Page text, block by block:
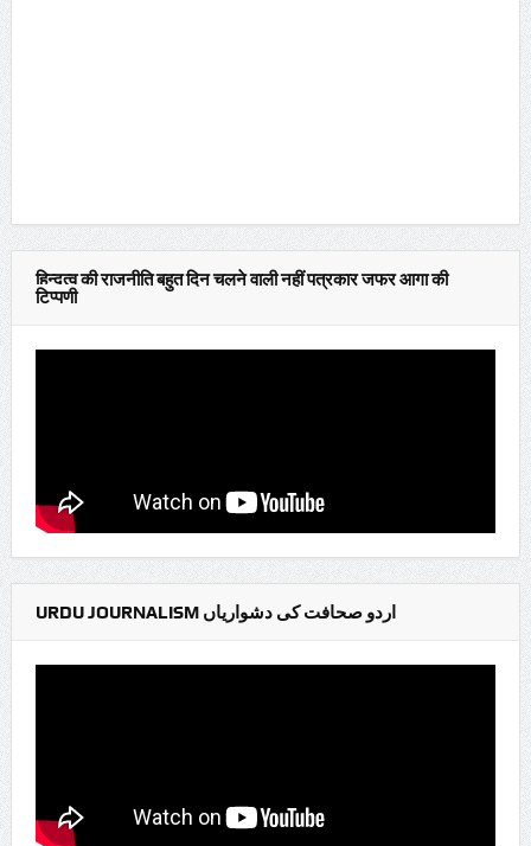
हिन्दुत्व की राजनीति बहुत दिन चलने वाली नहीं पत्रकार जफर आगा की
टिप्पणी
URDU JOURNALISM اردو صحافت کی دشواریاں